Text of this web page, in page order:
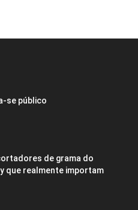
se público
de grama do
que realmente importam